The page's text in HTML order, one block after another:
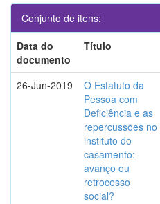
Conjunto de itens:
Data do
documento
Título
26-Jun-2019
O Estatuto da
Pessoa com
Deficiência e as
repercussões no
instituto do
casamento:
avanço ou
retrocesso
social?